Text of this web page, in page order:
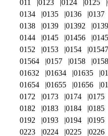
011 0123 0124 0125
0134
0135 0136 0137
0138
0139 01392
0144
0145 01456
0152
0153 0154 01547
01564
0157 0158
01632
01634 01635
01654
01655 01656
0172
0173 0174 0175
0182
0183 0184 0185
0192
0193 0194 0195
0223
0224 0225 0226